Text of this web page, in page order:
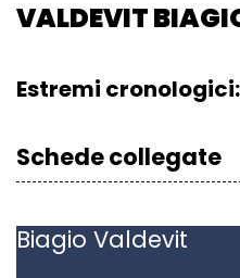
VALDEVIT
Estremi cronologici:
Schede collegate
Biagio Valdevit